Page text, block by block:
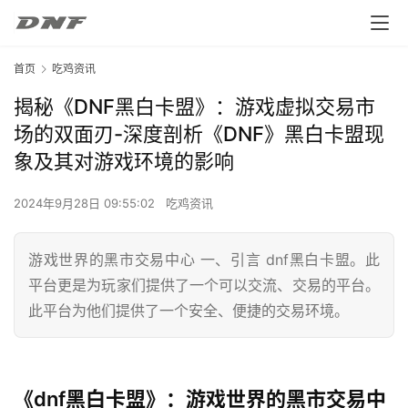
首页 吃鸡资讯
揭秘《DNF黑白卡盟》：游戏虚拟交易市
场的双面刃-深度剖析《DNF》黑白卡盟现
象及其对游戏环境的影响
2024年9月28日 09:55:02 吃鸡资讯
游戏世界的黑市交易中心 一、引言 dnf黑白卡盟。此
平台更是为玩家们提供了一个可以交流、交易的平台。
此平台为他们提供了一个安全、便捷的交易环境。
《dnf黑白卡盟》：游戏世界的黑市交易中